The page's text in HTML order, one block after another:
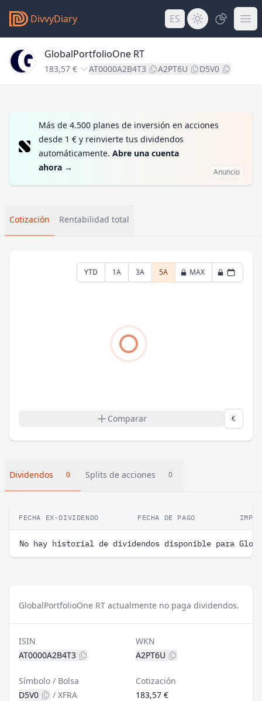
DivvyDiary ES
GlobalPortfolioOne RT
183,57 € AT0000A2B4T3 A2PT6U D5V0
Más de 4.500 planes de inversión en acciones
desde 1 € y reinvierte tus dividendos
automáticamente. Abre una cuenta
ahora → Anuncio
Cotización Rentabilidad total
YTD 1A 3A 5A MAX
Comparar €
Dividendos 0 Splits de acciones 0
FECHA EX-DIVIDENDO FECHA DE PAGO
No hay historial de dividendos disponible para
GlobalPortfolioOne RT actualmente no paga dividendos.
ISIN
AT0000A2B4T3
WKN
A2PT6U
Símbolo / Bolsa
D5V0
/ XFRA
Cotización
183,57 €